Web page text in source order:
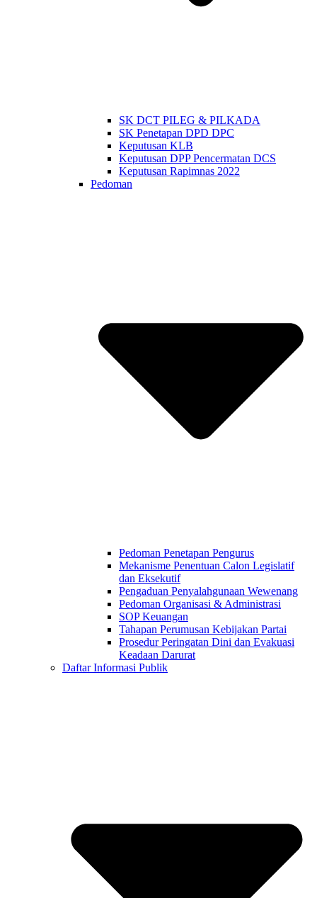
SK DCT PILEG & PILKADA
SK Penetapan DPD DPC
Keputusan KLB
Keputusan DPP Pencermatan DCS
Keputusan Rapimnas 2022
Pedoman
Pedoman Penetapan Pengurus
Mekanisme Penentuan Calon Legislatif
dan Eksekutif
Pengaduan Penyalahgunaan Wewenang
Pedoman Organisasi & Administrasi
SOP Keuangan
Tahapan Perumusan Kebijakan Partai
Prosedur Peringatan Dini dan Evakuasi
Keadaan Darurat
Daftar Informasi Publik